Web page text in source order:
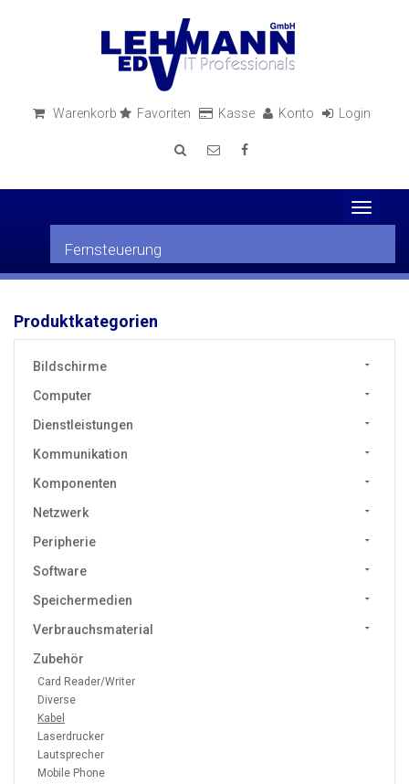
Warenkorb Favoriten Kasse Konto Login
Toggle
Fernsteuerung
Produktkategorien
Bildschirme
Computer
Dienstleistungen
Kommunikation
Komponenten
Netzwerk
Peripherie
Software
Speichermedien
Verbrauchsmaterial
Zubehör
Card Reader/Writer
Diverse
Kabel
Laserdrucker
Lautsprecher
Mobile Phone